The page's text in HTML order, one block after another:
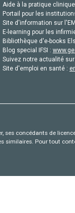
Aide à la pratique
Portail pour les
Site d'information sur
E-learning pour les
Bibliothèque d'e-books
Blog special IFSI :
Suivez notre actualité
Site d'emploi en santé :
ses concédants de
similaires. Pour tout